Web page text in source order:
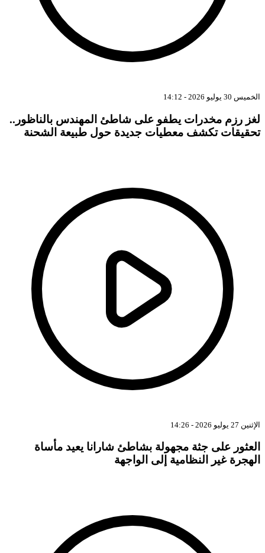
الخميس 30 يوليو 2026 - 14:12
لغز رزم مخدرات يطفو على شاطئ المهندس بالناظور..
تحقيقات تكشف معطيات جديدة حول طبيعة الشحنة
الإثنين 27 يوليو 2026 - 14:26
العثور على جثة مجهولة بشاطئ شارانا يعيد مأساة
الهجرة غير النظامية إلى الواجهة